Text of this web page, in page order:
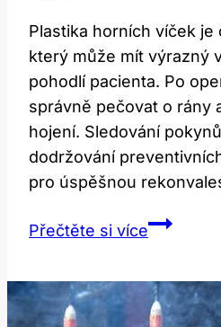
Plastika horních víček
který může mít výrazný
pohodlí pacienta. Po
správně pečovat o rány
hojení. Sledování
dodržování
pro úspěšnou
Přečtěte si vícePlastika
Hojení
a